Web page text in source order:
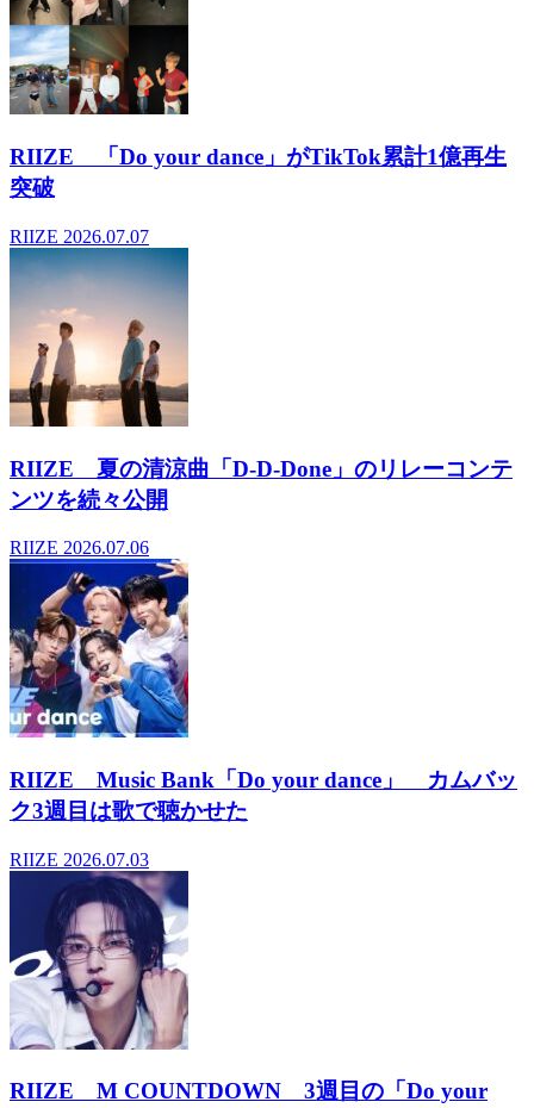
RIIZE 「Do your dance」がTikTok累計1億再生
突破
RIIZE 2026.07.07
RIIZE 夏の清涼曲「D-D-Done」のリレーコンテ
ンツを続々公開
RIIZE 2026.07.06
RIIZE Music Bank「Do your dance」 カムバッ
ク3週目は歌で聴かせた
RIIZE 2026.07.03
RIIZE M COUNTDOWN 3週目の「Do your